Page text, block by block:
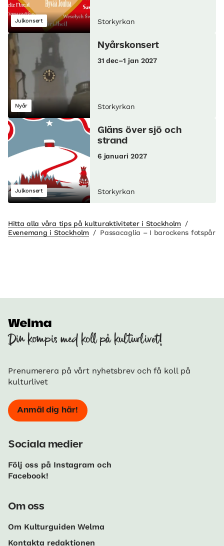
Julkonsert Storkyrkan
Nyår
Nyårskonsert
31 dec–1 jan 2027
Storkyrkan
Julkonsert
Gläns över sjö och
strand
6 januari 2027
Storkyrkan
Hitta alla våra tips på kulturaktiviteter i Stockholm /
Evenemang i Stockholm / Passacaglia – I barockens fotspår
Din kompis med koll på kulturlivet!
Prenumerera på vårt nyhetsbrev och få koll på
kulturlivet
Anmäl dig här!
Sociala medier
Följ oss på Instagram och
Facebook!
Om oss
Om Kulturguiden Welma
Kontakta redaktionen